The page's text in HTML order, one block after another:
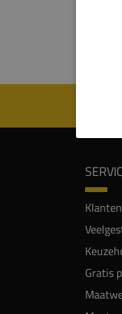
In
Gratis